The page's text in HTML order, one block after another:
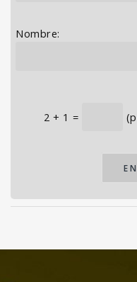
Nombre:
2 + 1 =